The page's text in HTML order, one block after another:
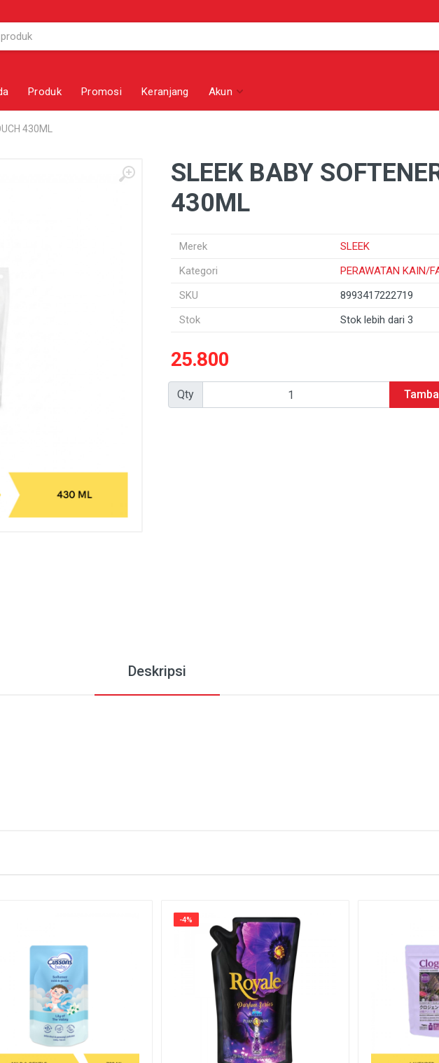
Produk Promosi Keranjang Akun
430ML
SLEEK BABY
430ML
Merek
SLEEK
Kategori
PERAWATAN KAIN/
SKU
8993417222719
Stok
Stok lebih dari 3
25.800
Qty
Deskripsi
-4%